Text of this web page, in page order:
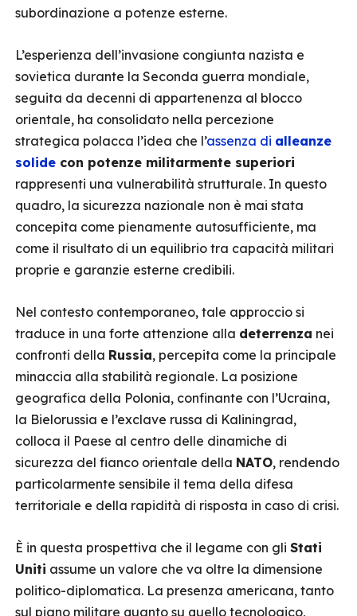
subordinazione a potenze esterne.
L’esperienza dell’invasione congiunta nazista e
sovietica durante la Seconda guerra mondiale,
seguita da decenni di appartenenza al blocco
orientale, ha consolidato nella percezione
strategica polacca l’idea che l’assenza di alleanze
solide con potenze militarmente superiori
rappresenti una vulnerabilità strutturale. In questo
quadro, la sicurezza nazionale non è mai stata
concepita come pienamente autosufficiente, ma
come il risultato di un equilibrio tra capacità militari
proprie e garanzie esterne credibili.
Nel contesto contemporaneo, tale approccio si
traduce in una forte attenzione alla deterrenza nei
confronti della Russia, percepita come la principale
minaccia alla stabilità regionale. La posizione
geografica della Polonia, confinante con l’Ucraina,
la Bielorussia e l’exclave russa di Kaliningrad,
colloca il Paese al centro delle dinamiche di
sicurezza del fianco orientale della NATO, rendendo
particolarmente sensibile il tema della difesa
territoriale e della rapidità di risposta in caso di crisi.
È in questa prospettiva che il legame con gli Stati
Uniti assume un valore che va oltre la dimensione
politico-diplomatica. La presenza americana, tanto
sul piano militare quanto su quello tecnologico,